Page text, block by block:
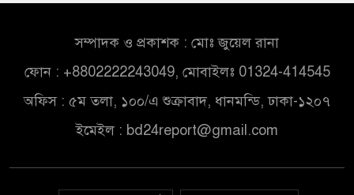
সম্পাদক ও প্রকাশক : মোঃ জুয়েল রানা
ফোন : +8802222243049, মোবাইলঃ 01324-414545
অফিস : ৫ম তলা, ১০০/এ শুক্রাবাদ, ধানমন্ডি, ঢাকা-১২০৭
ইমেইল : bd24report@gmail.com